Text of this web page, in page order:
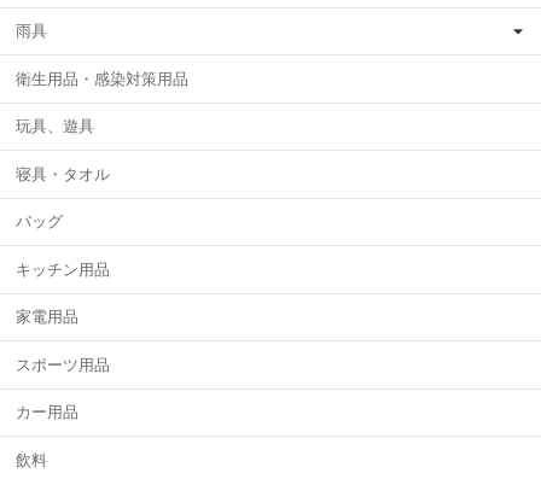
雨具
衛生用品・感染対策用品
玩具、遊具
寝具・タオル
バッグ
キッチン用品
家電用品
スポーツ用品
カー用品
飲料